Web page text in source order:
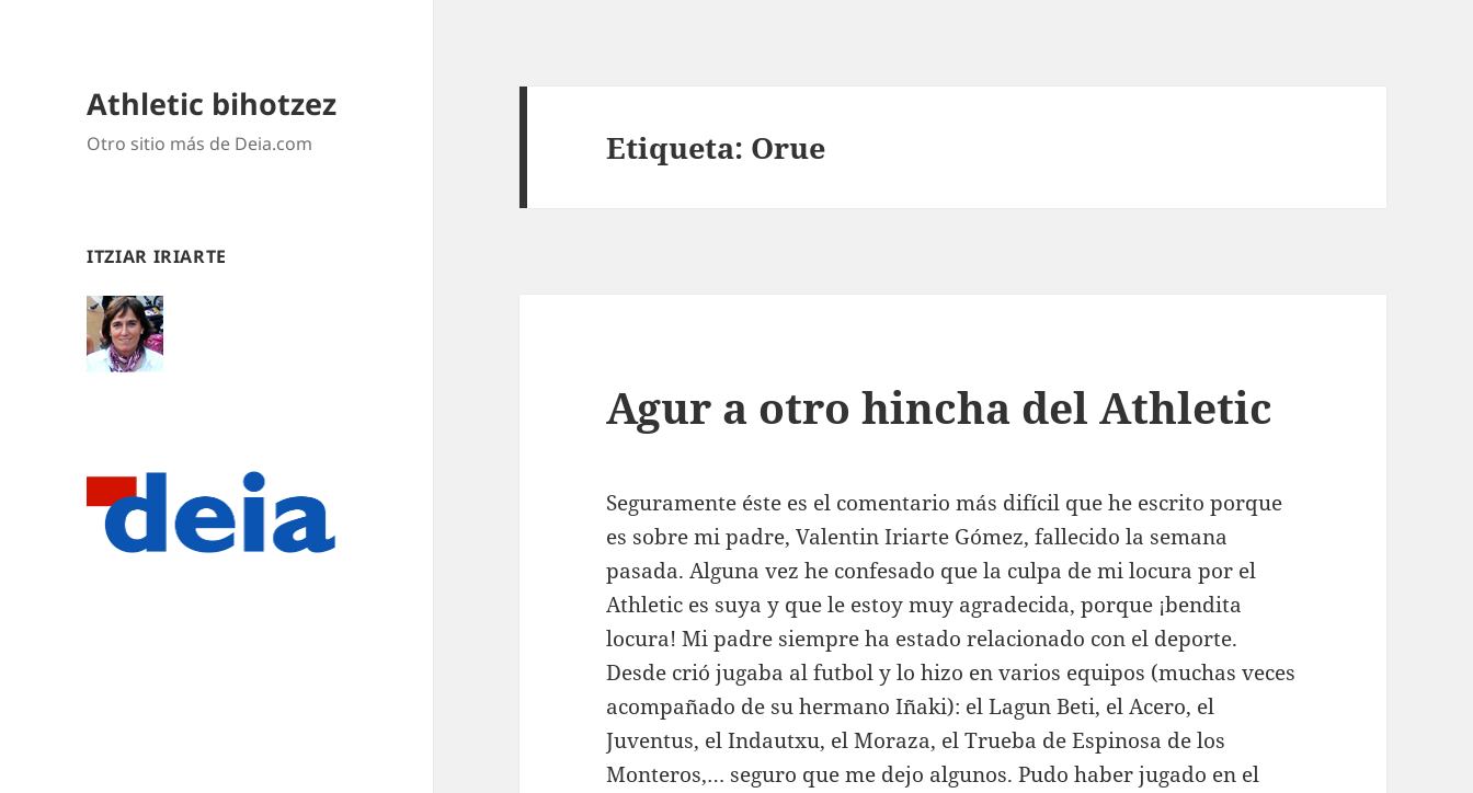
Athletic bihotzez
Otro sitio más de Deia.com
ITZIAR IRIARTE
Etiqueta: Orue
Agur a otro hincha del Athletic
Seguramente éste es el comentario más difícil que he escrito porque
es sobre mi padre, Valentin Iriarte Gómez, fallecido la semana
pasada. Alguna vez he confesado que la culpa de mi locura por el
Athletic es suya y que le estoy muy agradecida, porque ¡bendita
locura! Mi padre siempre ha estado relacionado con el deporte.
Desde crió jugaba al futbol y lo hizo en varios equipos (muchas veces
acompañado de su hermano Iñaki): el Lagun Beti, el Acero, el
Juventus, el Indautxu, el Moraza, el Trueba de Espinosa de los
Monteros,… seguro que me dejo algunos. Pudo haber jugado en el